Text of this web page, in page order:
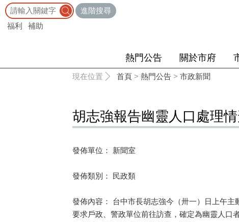
進階搜尋
福利
補助
熱門公告 關於市府
現在位置 首頁 > 熱門公告 > 市政新聞
胡志強報告幽靈人口處理
發佈單位： 新聞室
發佈類別： 民政類
發佈內容： 台中市長胡志強今（卅一）日上午
要求戶政、警政單位前往訪查，確定為幽靈人口